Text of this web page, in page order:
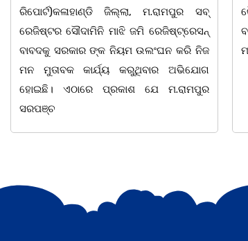
କୌଣସି ସୂତ୍ରରୁ ସୂଚନା ପାଇ କଳାହାଣ୍ଡି ଉତ୍ତର
ବନଖଣ୍ଡ ଅଧୀନ କେଗାଁ ରେଞ୍ଜର ବନ କର୍ମଚାରୀ
ମାନେ ଗରଗାବ ସେକ୍ସନ ଅଧୀନ କାନ୍ଦୁଲଝର
-